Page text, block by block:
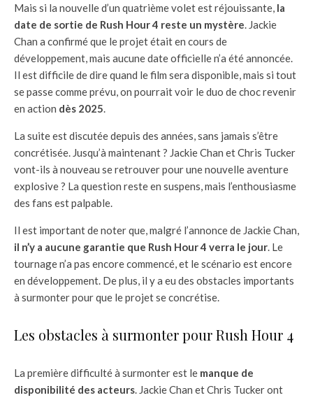
Mais si la nouvelle d’un quatrième volet est réjouissante, la
date de sortie de Rush Hour 4 reste un mystère . Jackie
Chan a confirmé que le projet était en cours de
développement, mais aucune date officielle n’a été annoncée.
Il est difficile de dire quand le film sera disponible, mais si tout
se passe comme prévu, on pourrait voir le duo de choc revenir
en action dès 2025
La suite est discutée depuis des années, sans jamais s’être
concrétisée. Jusqu’à maintenant ? Jackie Chan et Chris Tucker
vont-ils à nouveau se retrouver pour une nouvelle aventure
explosive ? La question reste en suspens, mais l’enthousiasme
des fans est palpable.
Il est important de noter que, malgré l’annonce de Jackie Chan,
il n’y a aucune garantie que Rush Hour 4 verra le jour . Le
tournage n’a pas encore commencé, et le scénario est encore
en développement. De plus, il y a eu des obstacles importants
à surmonter pour que le projet se concrétise.
Les obstacles à surmonter pour Rush Hour 4
La première difficulté à surmonter est le manque de
disponibilité des acteurs . Jackie Chan et Chris Tucker ont